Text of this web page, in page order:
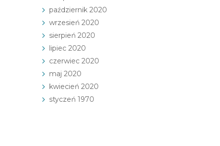
październik 2020
wrzesień 2020
sierpień 2020
lipiec 2020
czerwiec 2020
maj 2020
kwiecień 2020
styczeń 1970